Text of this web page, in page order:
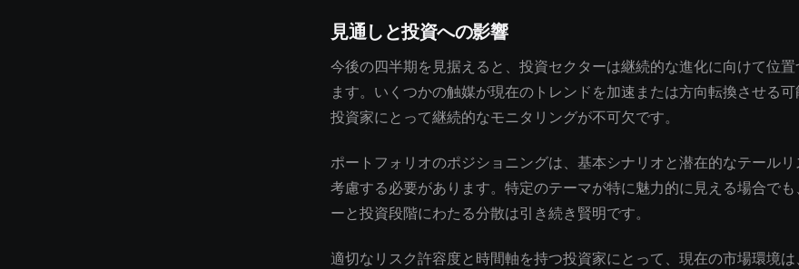
見通しと投資への影響
今後の四半期を見据えると、投資セクターは継続的な進化に向けて位
ます。いくつかの触媒が現在のトレンドを加速または方向転換させる可
投資家にとって継続的なモニタリングが不可欠です。
ポートフォリオのポジショニングは、基本シナリオと潜在的なテールリ
考慮する必要があります。特定のテーマが特に魅力的に見える場合でも
ーと投資段階にわたる分散は引き続き賢明です。
適切なリスク許容度と時間軸を持つ投資家にとって、現在の市場環境